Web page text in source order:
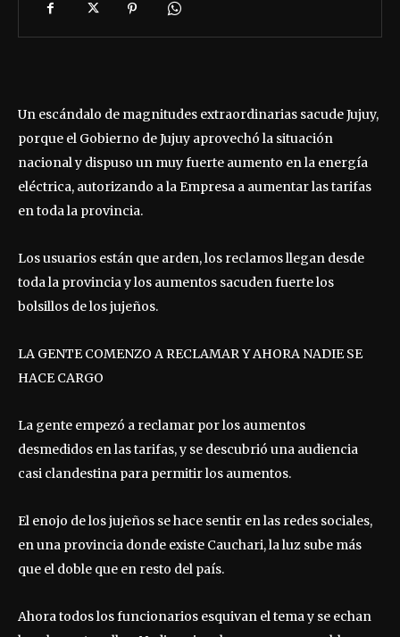
Un escándalo de magnitudes extraordinarias sacude Jujuy,
porque el Gobierno de Jujuy aprovechó la situación
nacional y dispuso un muy fuerte aumento en la energía
eléctrica, autorizando a la Empresa a aumentar las tarifas
en toda la provincia.
Los usuarios están que arden, los reclamos llegan desde
toda la provincia y los aumentos sacuden fuerte los
bolsillos de los jujeños.
LA GENTE COMENZO A RECLAMAR Y AHORA NADIE SE
HACE CARGO
La gente empezó a reclamar por los aumentos
desmedidos en las tarifas, y se descubrió una audiencia
casi clandestina para permitir los aumentos.
El enojo de los jujeños se hace sentir en las redes sociales,
en una provincia donde existe Cauchari, la luz sube más
que el doble que en resto del país.
Ahora todos los funcionarios esquivan el tema y se echan